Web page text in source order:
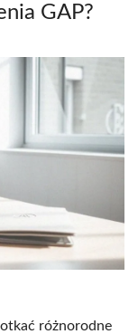
GAP?
różnorodne